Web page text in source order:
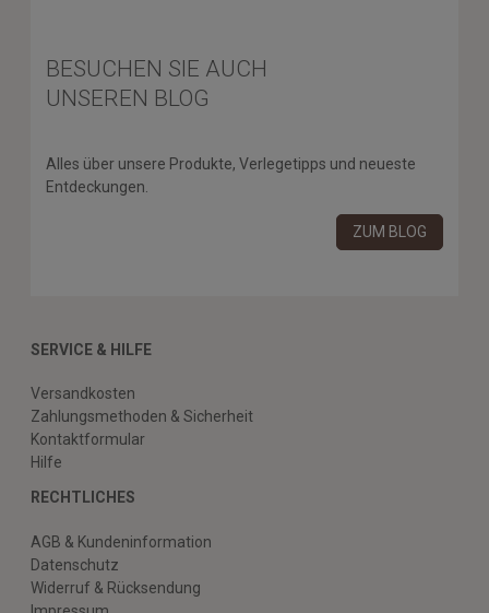
BESUCHEN SIE AUCH
UNSEREN BLOG
Alles über unsere Produkte, Verlegetipps und neueste
Entdeckungen.
ZUM BLOG
SERVICE & HILFE
Versandkosten
Zahlungsmethoden & Sicherheit
Kontaktformular
Hilfe
RECHTLICHES
AGB & Kundeninformation
Datenschutz
Widerruf & Rücksendung